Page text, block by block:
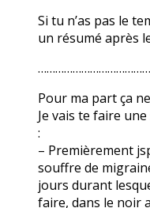
Si tu n’as pas le
un résumé après
Pour ma part ça
Je vais te faire
:
– Premièrement
souffre de
jours durant
faire, dans le noir